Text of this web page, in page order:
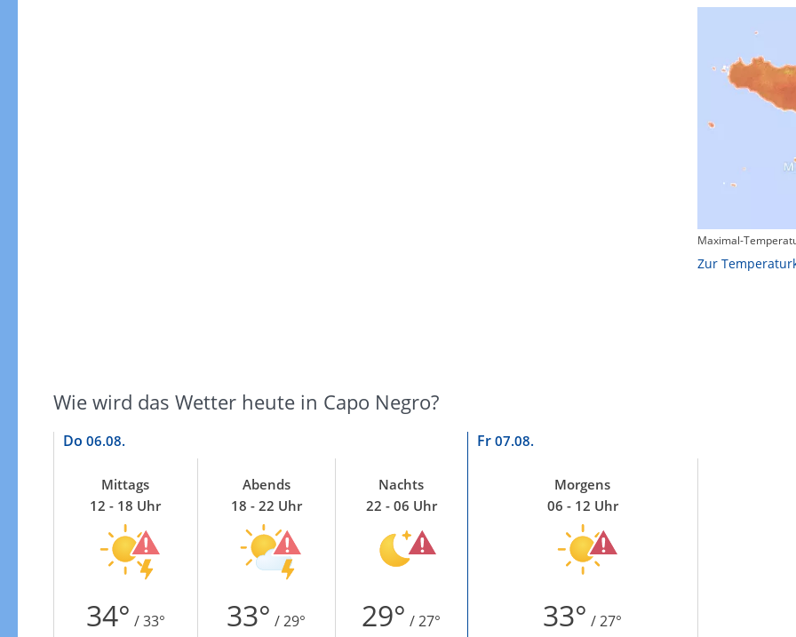
Wie wird das Wetter heute in Capo Negro?
Do 06.08. Fr 07.08.
Mittags
12 - 18 Uhr
Abends
18 - 22 Uhr
Nachts
22 - 06 Uhr
Morgens
06 - 12 Uhr
34° / 33° 33° / 29° 29° / 27° 33° / 27°
Maximal-
Zur